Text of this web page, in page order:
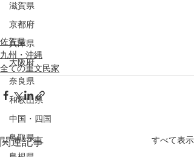
滋賀県
京都府
兵庫県
大阪府
奈良県
和歌山県
中国・四国
鳥取県
佐賀県
九州・沖縄
全ての重文民家
関連記事 すべて表示